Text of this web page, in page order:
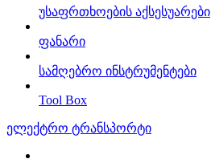
უსაფრთხოების აქსესუარები
ფანარი
სამღებრო ინსტრუმენტები
Tool Box
ელექტრო ტრანსპორტი